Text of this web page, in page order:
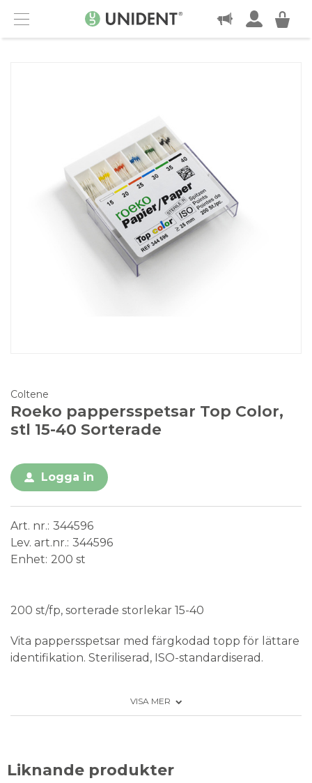
Menu
KONTAKT
Coltene
Roeko pappersspetsar Top Color,
stl 15-40 Sorterade
Logga in
Art. nr. 344596
Lev. art.nr. 344596
Enhet 200 st
200 st/fp, sorterade storlekar 15-40
Vita pappersspetsar med färgkodad topp för lättare
identifikation. Steriliserad, ISO-standardiserad.
Förpackning: 200 st i ask
VISA MER
Liknande produkter